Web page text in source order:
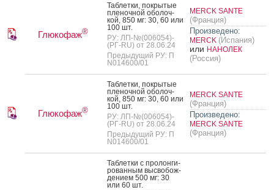
Глюкофаж®
Таб­летки, пок­ры­тые
пле­ноч­ной обо­лоч­
кой, 850 мг: 30, 60 или
100 шт.
РУ: ЛП-№(006054)-
(РГ-RU) от 28.06.24
Предыдущий РУ: П
N014600/01
MERCK SANTE
(Франция)
Произведено:
MERCK (Испания)
или НАНОЛЕК
(Россия)
Глюкофаж®
Таб­летки, пок­ры­тые
пле­ноч­ной обо­лоч­
кой, 850 мг: 30, 60 или
100 шт.
РУ: ЛП-№(006054)-
(РГ-RU) от 28.06.24
Предыдущий РУ: П
N014600/01
MERCK SANTE
(Франция)
Произведено:
MERCK SANTE
(Франция)
Таб­летки с про­лон­ги­
рован­ным выс­во­бож­
де­ни­ем 500 мг: 30
или 60 шт.